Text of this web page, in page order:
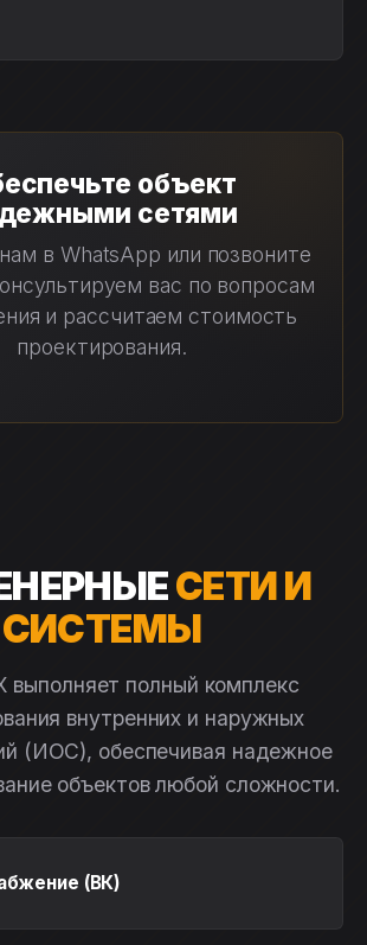
объект
сетями
в WhatsApp или позвоните
вас по вопросам
и рассчитаем стоимость
проектирования.
СЕТИ И
СИСТЕМЫ
выполняет полный комплекс
внутренних и наружных
(ИОС), обеспечивая надежное
объектов любой сложности.
(ВК)